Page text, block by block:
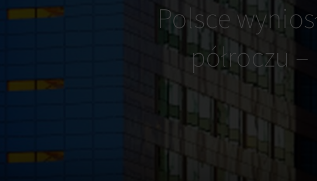
Polsce
półroczu